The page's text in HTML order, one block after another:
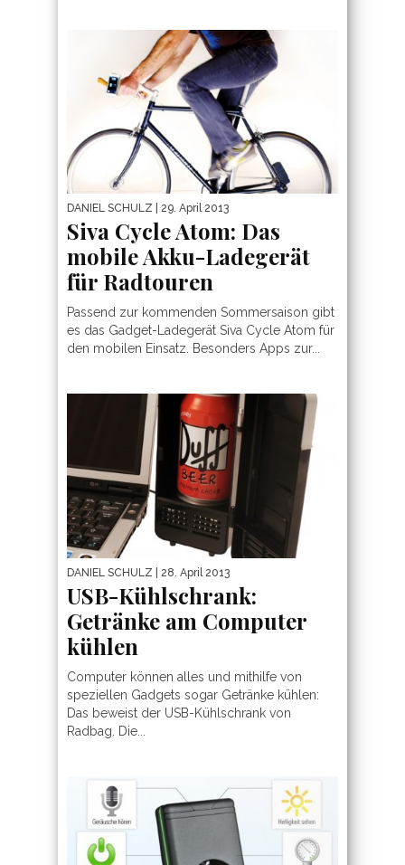
DANIEL SCHULZ | 29. April 2013
Siva Cycle Atom: Das
mobile Akku-Ladegerät
für Radtouren
Passend zur kommenden Sommersaison gibt
es das Gadget-Ladegerät Siva Cycle Atom für
den mobilen Einsatz. Besonders Apps zur...
DANIEL SCHULZ | 28. April 2013
USB-Kühlschrank:
Getränke am Computer
kühlen
Computer können alles und mithilfe von
speziellen Gadgets sogar Getränke kühlen:
Das beweist der USB-Kühlschrank von
Radbag. Die...